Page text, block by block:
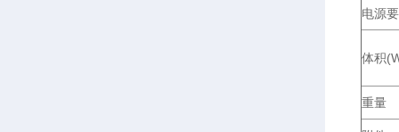
电源
体积
重量